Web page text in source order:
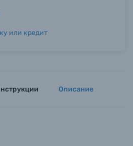
товары)
или кредит
Описание